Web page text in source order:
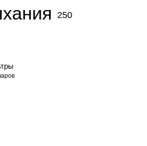
250